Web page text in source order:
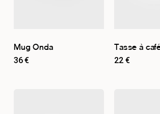
Mug Onda
36€
Tasse à
22 €